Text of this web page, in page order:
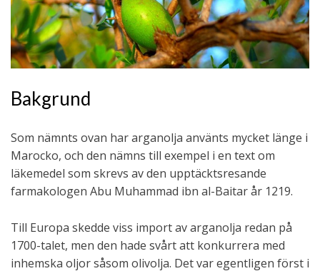
Bakgrund
Som nämnts ovan har arganolja använts mycket länge i
Marocko, och den nämns till exempel i en text om
läkemedel som skrevs av den upptäcktsresande
farmakologen Abu Muhammad ibn al-Baitar år 1219.
Till Europa skedde viss import av arganolja redan på
1700-talet, men den hade svårt att konkurrera med
inhemska oljor såsom olivolja. Det var egentligen först i